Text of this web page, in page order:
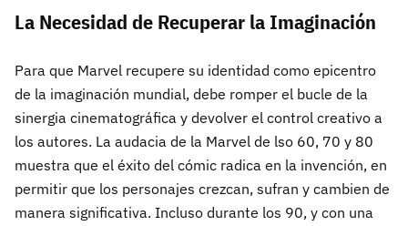
La Necesidad de Recuperar la Imaginación
Para que Marvel recupere su identidad como epicentro
de la imaginación mundial, debe romper el bucle de la
sinergia cinematográfica y devolver el control creativo a
los autores. La audacia de la Marvel de lso 60, 70 y 80
muestra que el éxito del cómic radica en la invención, en
permitir que los personajes crezcan, sufran y cambien de
manera significativa. Incluso durante los 90, y con una